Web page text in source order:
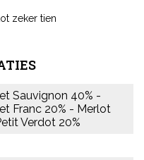
zeker tien
Sauvignon 40% -
Franc 20% - Merlot
Verdot 20%